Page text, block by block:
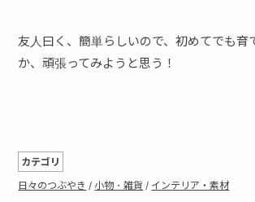
友人曰く、簡単らしいので、初めてでも育
か、頑張ってみようと思う！
カテゴリ
日々のつぶやき / 小物・雑貨 / インテリア・素材